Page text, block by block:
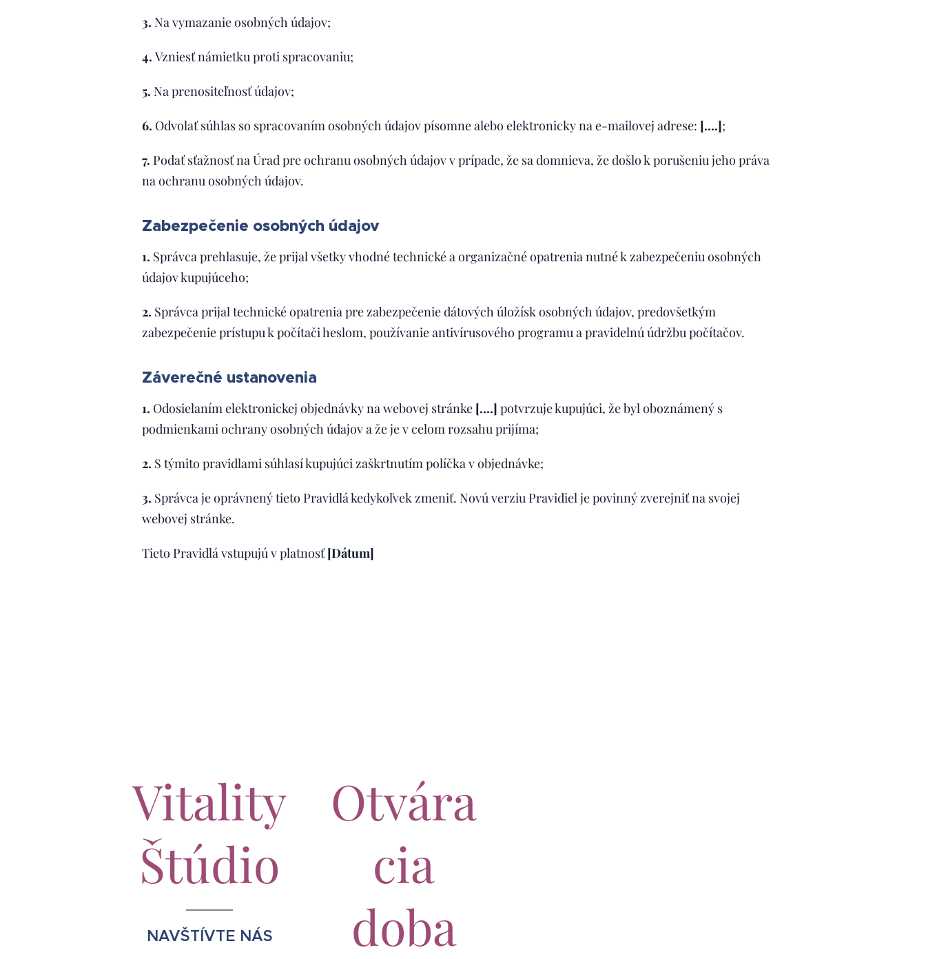
3. Na vymazanie osobných údajov;
4. Vzniesť námietku proti spracovaniu;
5. Na prenositeľnosť údajov;
6. Odvolať súhlas so spracovaním osobných údajov písomne alebo elektronicky na e-mailovej adrese: [….];
7. Podať sťažnosť na Úrad pre ochranu osobných údajov v prípade, že sa domnieva, že došlo k porušeniu jeho práva
na ochranu osobných údajov.
Zabezpečenie osobných údajov
1. Správca prehlasuje, že prijal všetky vhodné technické a organizačné opatrenia nutné k zabezpečeniu osobných
údajov kupujúceho;
2. Správca prijal technické opatrenia pre zabezpečenie dátových úložísk osobných údajov, predovšetkým
zabezpečenie prístupu k počítači heslom, používanie antivírusového programu a pravidelnú údržbu počítačov.
Záverečné ustanovenia
1. Odosielaním elektronickej objednávky na webovej stránke [….] potvrzuje kupujúci, že byl oboznámený s
podmienkami ochrany osobných údajov a že je v celom rozsahu prijíma;
2. S týmito pravidlami súhlasí kupujúci zaškrtnutím políčka v objednávke;
3. Správca je oprávnený tieto Pravidlá kedykoľvek zmeniť. Novú verziu Pravidiel je povinný zverejniť na svojej
webovej stránke.
Tieto Pravidlá vstupujú v platnosť[Dátum]
Vitality
Štúdio
NAVŠTÍVTE NÁS
Otvára
cia
doba